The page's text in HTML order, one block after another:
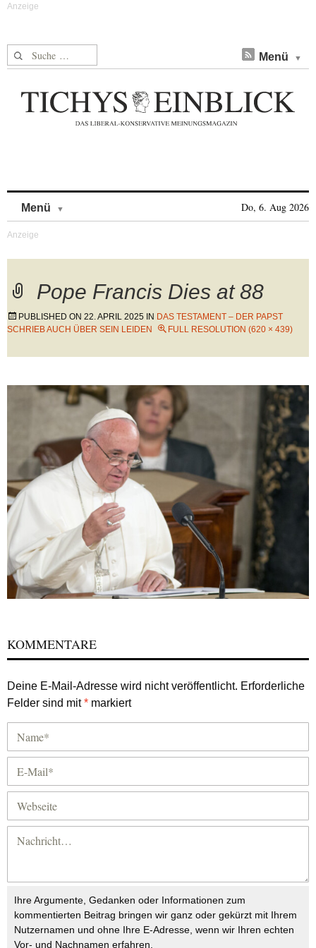
Suche nach: Menü
Menü Do, 6. Aug 2026
Pope Francis Dies at 88
PUBLISHED ON 22. APRIL 2025 IN DAS TESTAMENT – DER PAPST
SCHRIEB AUCH ÜBER SEIN LEIDEN
FULL RESOLUTION (620 × 439)
KOMMENTARE
Deine E-Mail-Adresse wird nicht veröffentlicht. Erforderliche
Felder sind mit* markiert
Ihre Argumente, Gedanken oder Informationen zum
kommentierten Beitrag bringen wir ganz oder gekürzt mit Ihrem
Nutzernamen und ohne Ihre E-Adresse, wenn wir Ihren echten
Vor- und Nachnamen erfahren.